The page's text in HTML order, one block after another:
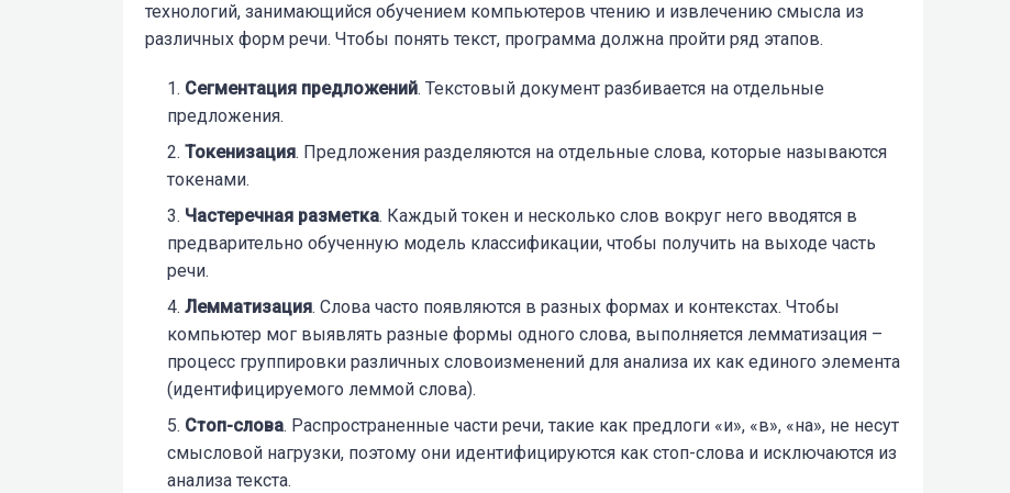
технологий, занимающийся обучением компьютеров чтению и извлечению смысла из
различных форм речи. Чтобы понять текст, программа должна пройти ряд этапов.
Сегментация предложений. Текстовый документ разбивается на отдельные
предложения.
Токенизация. Предложения разделяются на отдельные слова, которые называются
токенами.
Частеречная разметка. Каждый токен и несколько слов вокруг него вводятся в
предварительно обученную модель классификации, чтобы получить на выходе часть
речи.
Лемматизация. Слова часто появляются в разных формах и контекстах. Чтобы
компьютер мог выявлять разные формы одного слова, выполняется лемматизация –
процесс группировки различных словоизменений для анализа их как единого элемента
(идентифицируемого леммой слова).
Стоп-слова. Распространенные части речи, такие как предлоги «и», «в», «на», не несут
смысловой нагрузки, поэтому они идентифицируются как стоп-слова и исключаются из
анализа текста.